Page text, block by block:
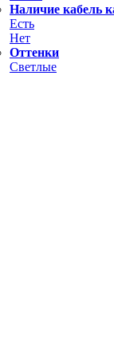
Наличие кабель
Есть
Нет
Оттенки
Светлые